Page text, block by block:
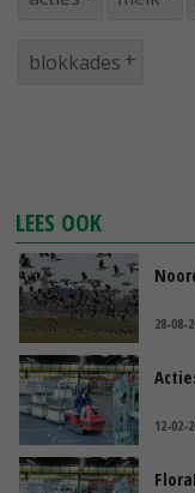
blokkades
LEES OOK
28-08-
12-02-